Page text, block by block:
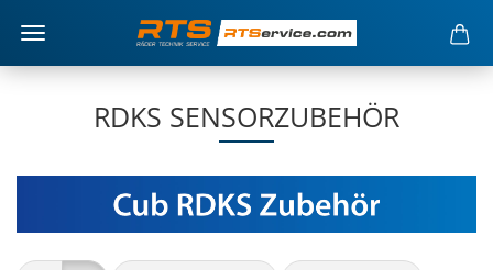
RDKS SENSORZUBEHÖR